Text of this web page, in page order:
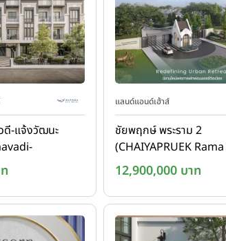
ดี-แจ้งวัฒนะ
แลนด์แอนด์เฮ้าส์
ชัยพฤกษ์ พระราม 2
(CHAIYAPRUEK
12,900,000 บาท